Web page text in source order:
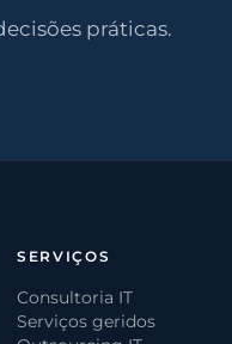
práticas.
SERVIÇOS
Consultoria IT
Serviços geridos